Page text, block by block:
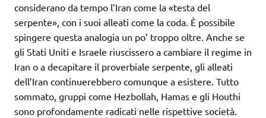
considerano da tempo l’Iran come la «testa del
serpente», con i suoi alleati come la coda. È possibile
spingere questa analogia un po’ troppo oltre. Anche se
gli Stati Uniti e Israele riuscissero a cambiare il regime in
Iran o a decapitare il proverbiale serpente, gli alleati
dell’Iran continuerebbero comunque a esistere. Tutto
sommato, gruppi come Hezbollah, Hamas e gli Houthi
sono profondamente radicati nelle rispettive società.